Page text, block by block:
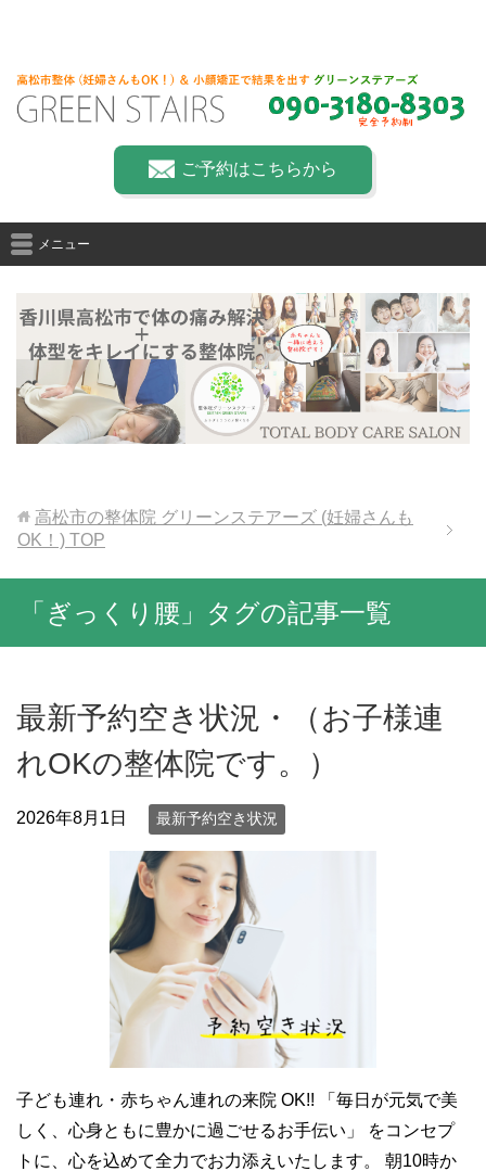
ご予約はこちらから
メニュー
高松市の整体院 グリーンステアーズ (妊婦さんも
OK！) TOP
「ぎっくり腰」タグの記事一覧
最新予約空き状況・（お子様連
れOKの整体院です。）
2026年8月1日 最新予約空き状況
子ども連れ・赤ちゃん連れの来院 OK!! 「毎日が元気で美
しく、心身ともに豊かに過ごせるお手伝い」 をコンセプ
トに、心を込めて全力でお力添えいたします。 朝10時か